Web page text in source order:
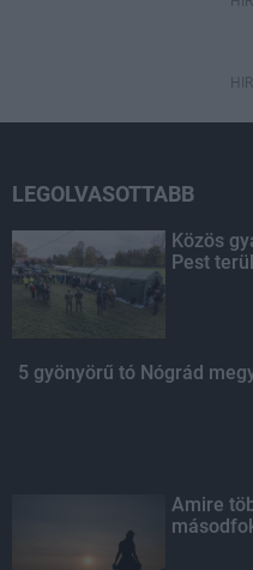
LEGOLVASOTTABB
Közös
Pest
5 gyönyörű tó Nógrád
Amire